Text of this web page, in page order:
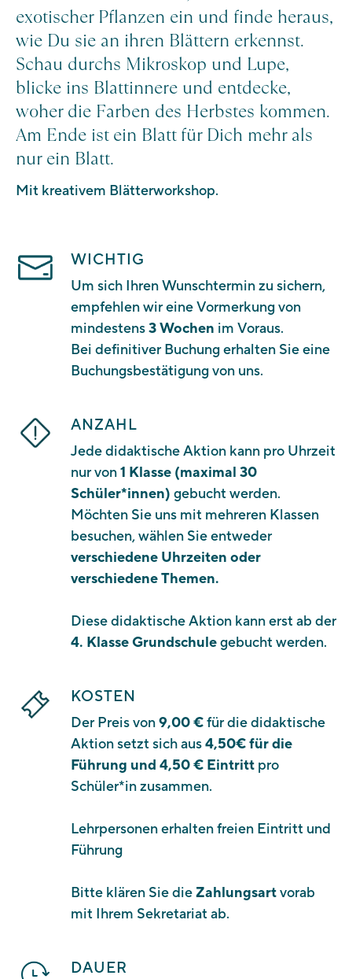
exotischer Pflanzen ein und finde heraus,
wie Du sie an ihren Blättern erkennst.
Schau durchs Mikroskop und Lupe,
blicke ins Blattinnere und entdecke,
woher die Farben des Herbstes kommen.
Am Ende ist ein Blatt für Dich mehr als
nur ein Blatt.
Mit kreativem Blätterworkshop.
WICHTIG
Um sich Ihren Wunschtermin zu sichern,
empfehlen wir eine Vormerkung von
mindestens3 Wochen im Voraus.
Bei definitiver Buchung erhalten Sie eine
Buchungsbestätigung von uns.
ANZAHL
Jede didaktische Aktion kann pro Uhrzeit
nur von1 Klasse (maximal 30
Schüler*innen) gebucht werden.
Möchten Sie uns mit mehreren Klassen
besuchen, wählen Sie entweder
verschiedene Uhrzeiten oder
verschiedene Themen.
Diese didaktische Aktion kann erst ab der
4. Klasse Grundschulegebucht werden.
KOSTEN
Der Preis von9,00 €für die didaktische
Aktion setzt sich aus4,50€ für die
Führung und 4,50 € Eintritt pro
Schüler*in zusammen.
Lehrpersonen erhalten freien Eintritt und
Führung
Bitte klären Sie dieZahlungsartvorab
mit Ihrem Sekretariat ab.
DAUER